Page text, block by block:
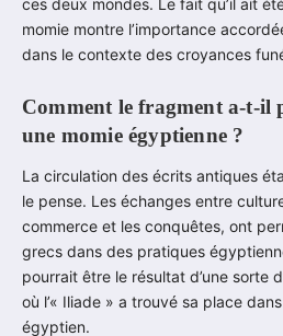
ces deux mondes. Le fait qu’il ait
momie montre l’importance
dans le contexte des croyances
Comment le fragment a-t-il
une momie égyptienne ?
La circulation des écrits antiques
le pense. Les échanges entre
commerce et les conquêtes, ont
grecs dans des pratiques
pourrait être le résultat d’une sorte
où l’« Iliade » a trouvé sa place
égyptien.